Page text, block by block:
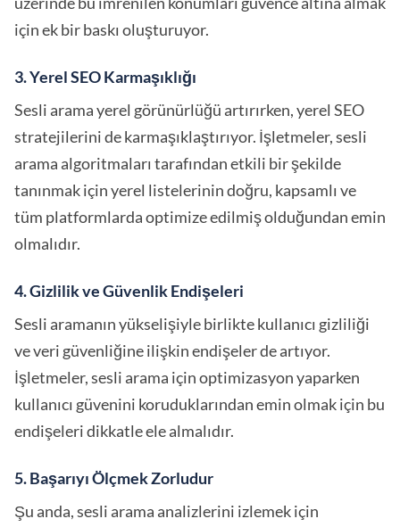
için ek bir baskı oluşturuyor.
3. Yerel SEO Karmaşıklığı
Sesli arama yerel görünürlüğü artırırken, yerel SEO
stratejilerini de karmaşıklaştırıyor. İşletmeler, sesli
arama algoritmaları tarafından etkili bir şekilde
tanınmak için yerel listelerinin doğru, kapsamlı ve
tüm platformlarda optimize edilmiş olduğundan emin
olmalıdır.
4. Gizlilik ve Güvenlik Endişeleri
Sesli aramanın yükselişiyle birlikte kullanıcı gizliliği
ve veri güvenliğine ilişkin endişeler de artıyor.
İşletmeler, sesli arama için optimizasyon yaparken
kullanıcı güvenini koruduklarından emin olmak için bu
endişeleri dikkatle ele almalıdır.
5. Başarıyı Ölçmek Zorludur
Şu anda, sesli arama analizlerini izlemek için